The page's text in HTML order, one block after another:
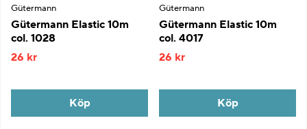
Gütermann
Gütermann Elastic 10m
col. 1028
26 kr
Köp
Gütermann
Gütermann Elastic 10m
col. 4017
26 kr
Köp